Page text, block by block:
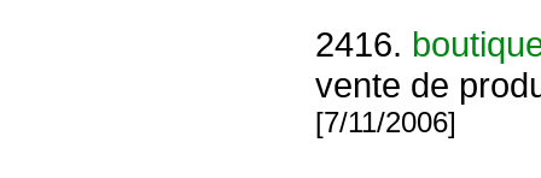
2416.
vente de
[7/11/2006]